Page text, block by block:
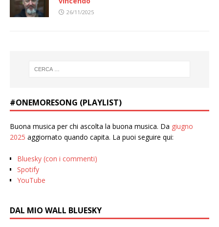
26/11/2025
#ONEMORESONG (PLAYLIST)
Buona musica per chi ascolta la buona musica. Da giugno
2025 aggiornato quando capita. La puoi seguire qui:
Bluesky (con i commenti)
Spotify
YouTube
DAL MIO WALL BLUESKY